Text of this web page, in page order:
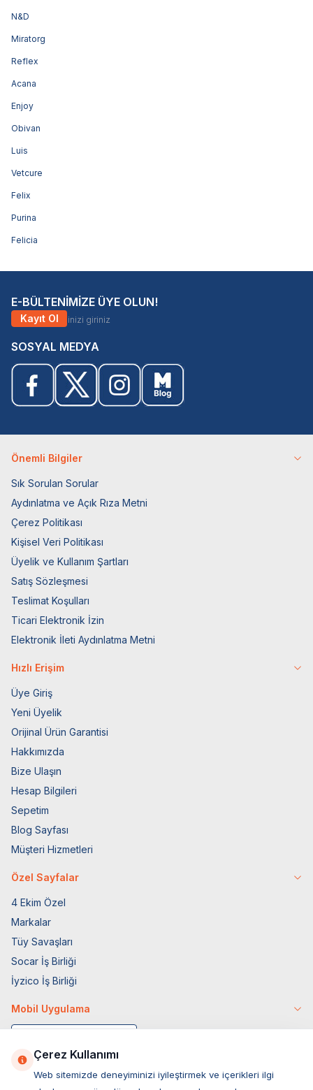
N&D
Miratorg
Reflex
Acana
Enjoy
Obivan
Luis
Vetcure
Felix
Purina
Felicia
E-BÜLTENİMİZE ÜYE OLUN!
Kayıt Ol
SOSYAL MEDYA
Önemli Bilgiler
Sık Sorulan Sorular
Aydınlatma ve Açık Rıza Metni
Çerez Politikası
Kişisel Veri Politikası
Üyelik ve Kullanım Şartları
Satış Sözleşmesi
Teslimat Koşulları
Ticari Elektronik İzin
Elektronik İleti Aydınlatma Metni
Hızlı Erişim
Üye Giriş
Yeni Üyelik
Orijinal Ürün Garantisi
Hakkımızda
Bize Ulaşın
Hesap Bilgileri
Sepetim
Blog Sayfası
Müşteri Hizmetleri
Özel Sayfalar
4 Ekim Özel
Markalar
Tüy Savaşları
Socar İş Birliği
İyzico İş Birliği
Mobil Uygulama
Çerez Kullanımı
Web sitemizde deneyiminizi iyileştirmek ve içerikleri ilgi